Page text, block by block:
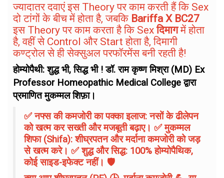
ज्यादातर दवाएं इस Theory पर काम करती हैं कि Sex
दो टांगों के बीच में होता है, जबकि Bariffa X BC27
इस Theory पर काम करता है कि Sexदिमागमें होता
है, वहीं से Control और Start होता है, दिमागी
कण्ट्रोल से ही सेक्सुअल परफॉरमेंस बनी रहती है!
होम्योपैथी: शुद्ध भी, सिद्ध भी ! डॉ. राम कृष्ण मिश्रा (MD) Ex
Professor Homeopathic Medical College द्वारा
प्रमाणित मुकम्मल शिफ़ा।
✅ नफ्स की कमजोरी का पक्का इलाज: नसों के ढीलेपन
को खत्म कर सख्ती और मजबूती बढ़ाए। ✅ मुकम्मल
शिफा (Shifa): शीघ्रपतन और मर्दाना कमजोरी को जड़
से खत्म करे। ✅ शुद्ध और सिद्ध: 100% होम्योपैथिक,
कोई साइड-इफेक्ट नहीं। 🛡️